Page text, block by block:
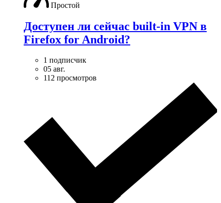
Простой
Доступен ли сейчас built-in VPN в
Firefox for Android?
1 подписчик
05 авг.
112 просмотров